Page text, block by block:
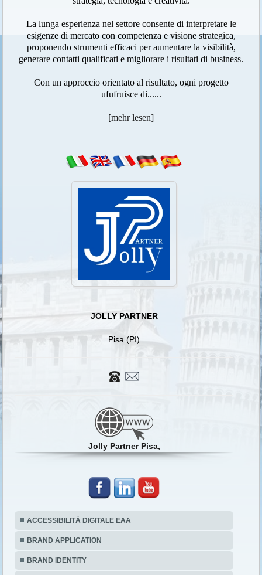
La lunga esperienza nel settore consente di interpretare le
esigenze di mercato con competenza e visione strategica,
proponendo strumenti efficaci per aumentare la visibilità,
generare contatti qualificati e migliorare i risultati di business.
Con un approccio orientato al risultato, ogni progetto
ufufruisce di......
[mehr lesen]
JOLLY PARTNER
Pisa (PI)
Jolly Partner Pisa,
ACCESSIBILITÀ DIGITALE EAA
BRAND APPLICATION
BRAND IDENTITY